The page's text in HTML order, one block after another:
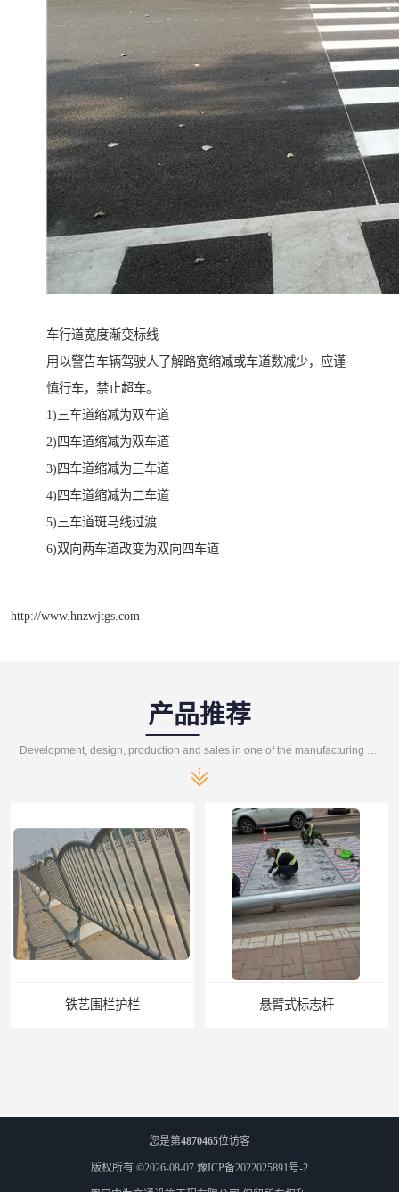
车行道宽度渐变标线
用以警告车辆驾驶人了解路宽缩减或车道数减少，应谨
慎行车，禁止超车。
1)三车道缩减为双车道
2)四车道缩减为双车道
3)四车道缩减为三车道
4)四车道缩减为二车道
5)三车道斑马线过渡
6)双向两车道改变为双向四车道
http://www.hnzwjtgs.com
产品推荐
铁艺围栏护栏 悬臂式标志杆
您是第4870465位访客
版权所有 ©2026-08-07 豫ICP备2022025891号-2